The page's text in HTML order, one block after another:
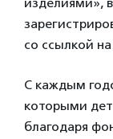
со ссылкой
С каждым
которыми
благодаря